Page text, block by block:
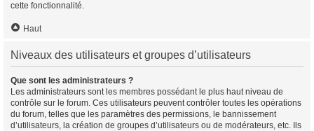
cette fonctionnalité.
Haut
Niveaux des utilisateurs et groupes d’utilisateurs
Que sont les administrateurs ?
Les administrateurs sont les membres possédant le plus haut niveau de
contrôle sur le forum. Ces utilisateurs peuvent contrôler toutes les opérations
du forum, telles que les paramètres des permissions, le bannissement
d’utilisateurs, la création de groupes d’utilisateurs ou de modérateurs, etc. Ils